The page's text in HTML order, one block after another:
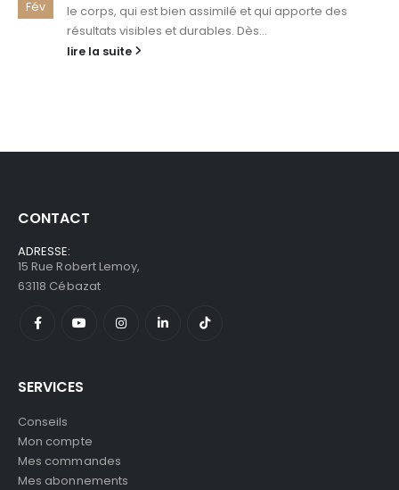
Fév
le corps, qui est bien assimilé et qui apporte des
résultats visibles et durables. Dès...
lire la suite
CONTACT
ADRESSE:
15 Rue Robert Lemoy,
63118 Cébazat
SERVICES
Conseils
Mon compte
Mes commandes
Mes abonnements